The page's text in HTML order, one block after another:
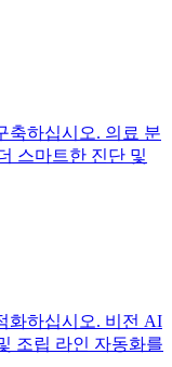
축하십시오. 의료 분
스마트한 진단 및
화하십시오. 비전 AI
조립 라인 자동화를